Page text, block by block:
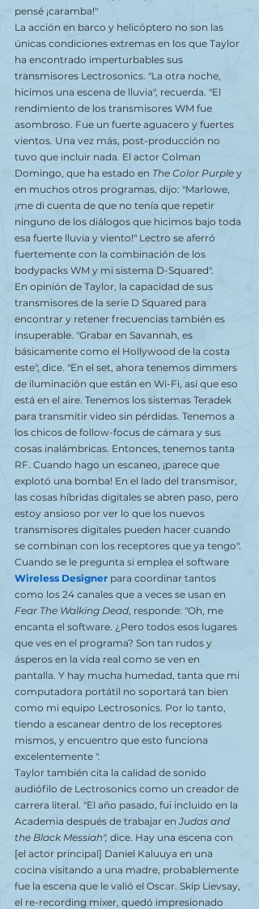
pensé ¡caramba!"
La acción en barco y helicóptero no son las
únicas condiciones extremas en los que Taylor
ha encontrado imperturbables sus
transmisores Lectrosonics. "La otra noche,
hicimos una escena de lluvia", recuerda. "El
rendimiento de los transmisores WM fue
asombroso. Fue un fuerte aguacero y fuertes
vientos. Una vez más, post-producción no
tuvo que incluir nada. El actor Colman
Domingo, que ha estado en The Color Purple y
en muchos otros programas, dijo: "Marlowe,
¡me di cuenta de que no tenía que repetir
ninguno de los diálogos que hicimos bajo toda
esa fuerte lluvia y viento!" Lectro se aferró
fuertemente con la combinación de los
bodypacks WM y mi sistema D-Squared".
En opinión de Taylor, la capacidad de sus
transmisores de la serie D Squared para
encontrar y retener frecuencias también es
insuperable. "Grabar en Savannah, es
básicamente como el Hollywood de la costa
este", dice. "En el set, ahora tenemos dimmers
de iluminación que están en Wi-Fi, así que eso
está en el aire. Tenemos los sistemas Teradek
para transmitir video sin pérdidas. Tenemos a
los chicos de follow-focus de cámara y sus
cosas inalámbricas. Entonces, tenemos tanta
RF. Cuando hago un escaneo, ¡parece que
explotó una bomba! En el lado del transmisor,
las cosas híbridas digitales se abren paso, pero
estoy ansioso por ver lo que los nuevos
transmisores digitales pueden hacer cuando
se combinan con los receptores que ya tengo".
Cuando se le pregunta si emplea el software
Wireless Designer para coordinar tantos
como los 24 canales que a veces se usan en
Fear The Walking Dead, responde: "Oh, me
encanta el software. ¿Pero todos esos lugares
que ves en el programa? Son tan rudos y
ásperos en la vida real como se ven en
pantalla. Y hay mucha humedad, tanta que mi
computadora portátil no soportará tan bien
como mi equipo Lectrosonics. Por lo tanto,
tiendo a escanear dentro de los receptores
mismos, y encuentro que esto funciona
excelentemente ".
Taylor también cita la calidad de sonido
audiófilo de Lectrosonics como un creador de
carrera literal. "El año pasado, fui incluido en la
Academia después de trabajar en Judas and
the Black Messiah", dice. Hay una escena con
[el actor principal] Daniel Kaluuya en una
cocina visitando a una madre, probablemente
fue la escena que le valió el Oscar. Skip Lievsay,
el re-recording mixer, quedó impresionado